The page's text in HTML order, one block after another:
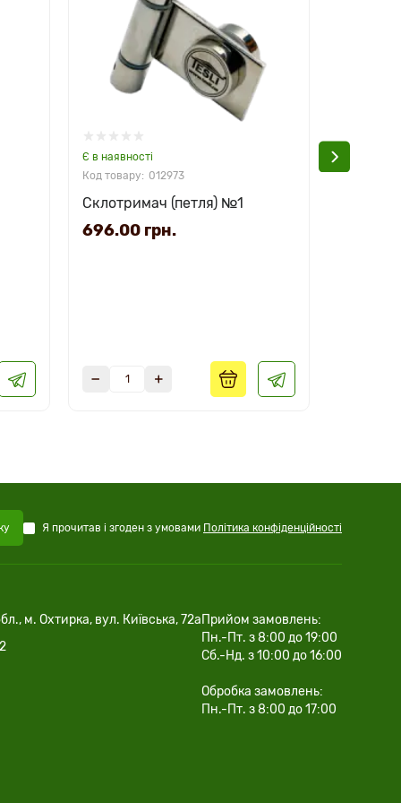
Є в наявності
012973
Склотримач (петля) №1
696.00 грн.
Я прочитав і згоден з умовами Політика конфіденційності
м. Охтирка, вул. Київська, 72аПрийом замовлень:
Пн.-Пт. з 8:00 до 19:00
Сб.-Нд. з 10:00 до 16:00
Обробка замовлень:
Пн.-Пт. з 8:00 до 17:00